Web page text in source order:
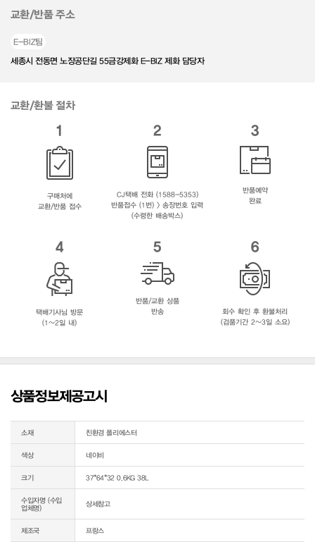
교환/반품 주소
E-BIZ팀
세종시 전동면 노장공단길 55금강제화 E-BIZ 제화 담당자
교환/환불 절차
1
구매처에
교환/반품 접수
2
CJ택배 전화 (1588-5353)
반품접수 (1번) > 송장번호 입력
(수령한 배송박스)
3
반품예약
완료
4
택배기사님 방문
(1~2일 내)
5
반품/교환 상품
반송
6
회수 확인 후 환불처리
(검품기간 2~3일 소요)
상품정보제공고시
소재 친환경 폴리에스터
색상 네이비
크기 37*64*32 0.6KG 38L
수입자명 (수입
업체명)
상세참고
제조국 프랑스